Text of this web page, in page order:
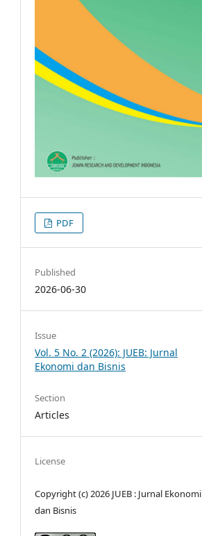
PDF
Published
2026-06-30
Issue
Vol. 5 No. 2 (2026): JUEB: Jurnal
Ekonomi dan Bisnis
Section
Articles
License
Copyright (c) 2026 JUEB : Jurnal Ekonomi
dan Bisnis